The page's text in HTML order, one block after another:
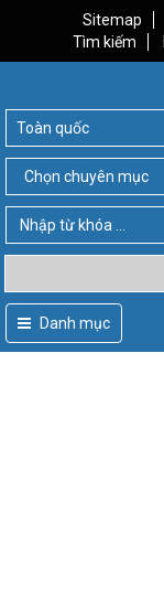
Sitemap
Tìm kiếm
Danh mục